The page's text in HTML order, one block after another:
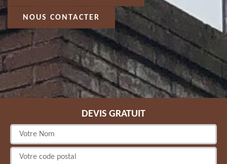
NOUS CONTACTER
DEVIS GRATUIT